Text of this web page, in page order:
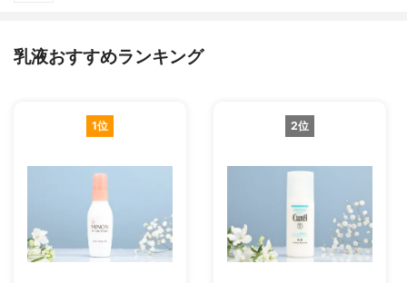
乳液おすすめランキング
1位 2位